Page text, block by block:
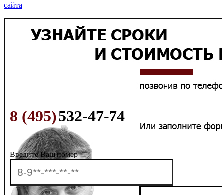
сайта
8 (495)532-47-74
Введите Ваш номер